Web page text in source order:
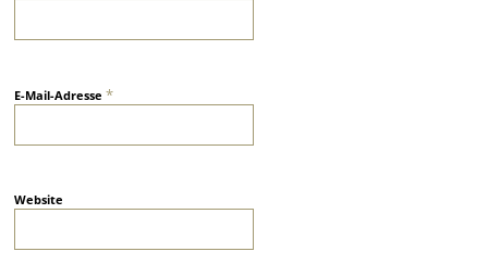
E-Mail-Adresse*
Website